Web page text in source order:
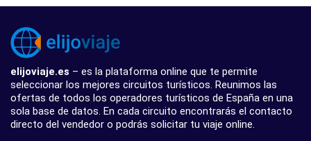
elijoviaje.es – es la plataforma online que te permite
seleccionar los mejores circuitos turísticos. Reunimos las
ofertas de todos los operadores turísticos de España en una
sola base de datos. En cada circuito encontrarás el contacto
directo del vendedor o podrás solicitar tu viaje online.